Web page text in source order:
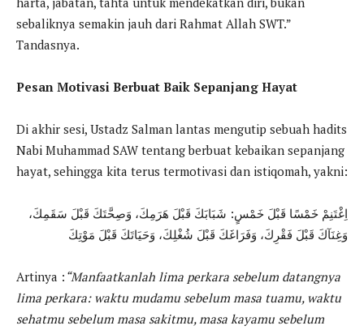
sebaliknya semakin jauh dari Rahmat Allah SWT.”
Tandasnya.
Pesan Motivasi Berbuat Baik Sepanjang Hayat
Di akhir sesi, Ustadz Salman lantas mengutip sebuah hadits
Nabi Muhammad SAW tentang berbuat kebaikan sepanjang
hayat, sehingga kita terus termotivasi dan istiqomah, yakni:
اِغْتَنِمْ خَمْسًا قَبْلَ خَمْسٍ: شَبَابَكَ قَبْلَ هَرَمِكَ، وَصِحَّتَكَ قَبْلَ سَقَمِكَ،
وَغِنَآكَ قَبْلَ فَقْرِكَ، وَفَرَاغَكَ قَبْلَ شُغْلِكَ، وَحَيَاتَكَ قَبْلَ مَوْتِكَ
Artinya : “Manfaatkanlah lima perkara sebelum datangnya
lima perkara: waktu mudamu sebelum masa tuamu, waktu
sehatmu sebelum masa sakitmu, masa kayamu sebelum